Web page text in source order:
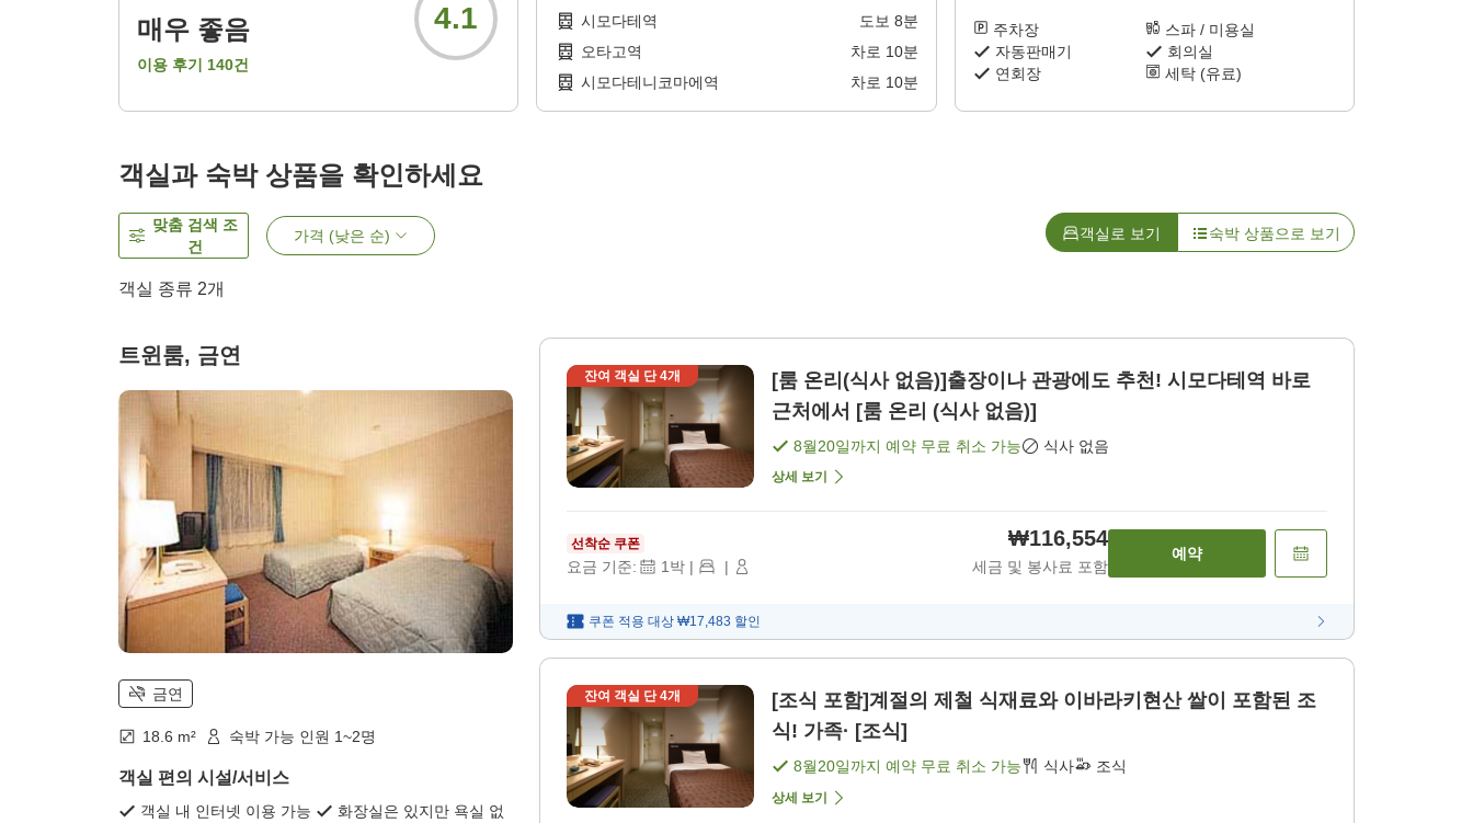
매우 좋음
이용 후기 140건
4.1 시모다테역 도보 8분
오타고역
차로 10분
시모다테니코마에역
차로 10분
주차장
스파 / 미용실
자동판매기
회의실
연회장
세탁 (유료)
객실과 숙박 상품을 확인하세요
맞춤 검색 조
건
가격 (낮은 순) 객실로 보기 숙박 상품으로 보기
객실 종류 2개
트윈룸, 금연
금연
18.6 m² 숙박 가능 인원 1~2명
객실 편의 시설/서비스
객실 내 인터넷 이용 가능
화장실은 있지만 욕실 없
잔여 객실 단4개
[룸 온리(식사 없음)]출장이나 관광에도 추천! 시모다테역 바로
근처에서 [룸 온리 (식사 없음)]
8월20일까지 예약 무료 취소 가능 식사 없음
상세 보기
선착순 쿠폰
요금 기준: 1박 | |
₩116,554
세금 및 봉사료 포함
예약
쿠폰 적용 대상 ₩17,483 할인
잔여 객실 단4개
[조식 포함]계절의 제철 식재료와 이바라키현산 쌀이 포함된 조
식! 가족· [조식]
8월20일까지 예약 무료 취소 가능 식사 조식
상세 보기